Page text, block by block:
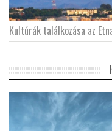
Kultúrák találkozása az